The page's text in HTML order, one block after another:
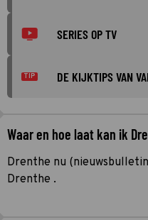
SERIES OP TV
TIP DE KIJKTIPS VAN
Waar en hoe laat kan ik
Drenthe nu
Drenthe .